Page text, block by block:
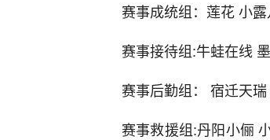
赛事成统组：莲花 小
赛事接待组:牛蛙在线
赛事后勤组： 宿迁天
赛事救援组:丹阳小俪